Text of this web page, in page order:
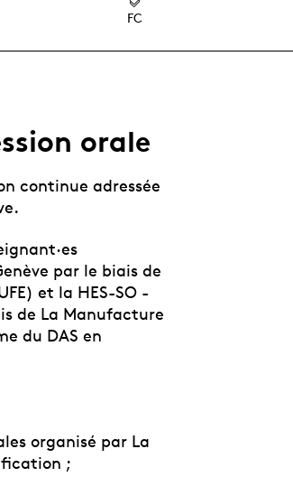
FC
orale
continue adressée
par le biais de
et la HES-SO -
de La Manufacture
du DAS en
organisé par La
;